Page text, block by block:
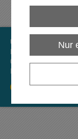
Univ. Prof. Dr.
0664 533 75 05
powered
Nur